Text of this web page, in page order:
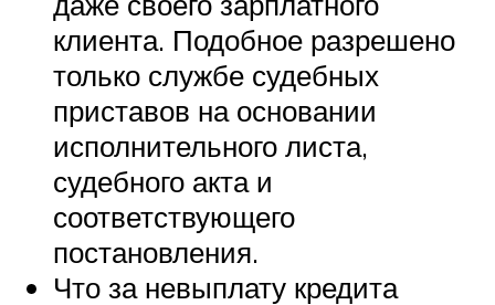
клиента. Подобное разрешено
только службе судебных
приставов на основании
исполнительного листа,
судебного акта и
соответствующего
постановления.
Что за невыплату кредита